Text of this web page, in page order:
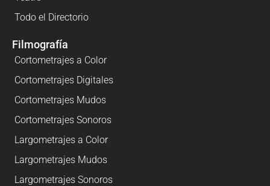
Todo el Directorio
Filmografía
Cortometrajes a Color
Cortometrajes Digitales
Cortometrajes Mudos
Cortometrajes Sonoros
Largometrajes a Color
Largometrajes Mudos
Largometrajes Sonoros